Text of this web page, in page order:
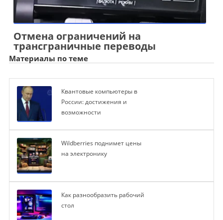
Отмена ограничений на
трансграничные переводы
Материалы по теме
Квантовые компьютеры в
России: достижения и
возможности
Wildberries поднимет цены
на электронику
Как разнообразить рабочий
стол